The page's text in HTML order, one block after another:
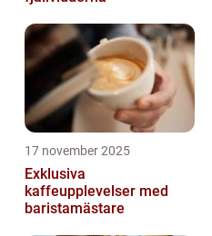
17 november 2025
Exklusiva
kaffeupplevelser med
baristamästare